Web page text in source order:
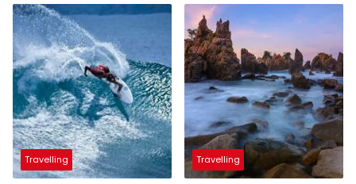
President
Travelling Travelling